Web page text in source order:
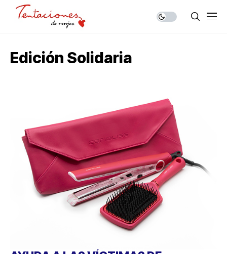
Edición Solidaria